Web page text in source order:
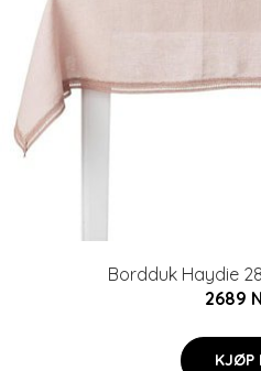
Bordduk Haydie
2689
KJØP